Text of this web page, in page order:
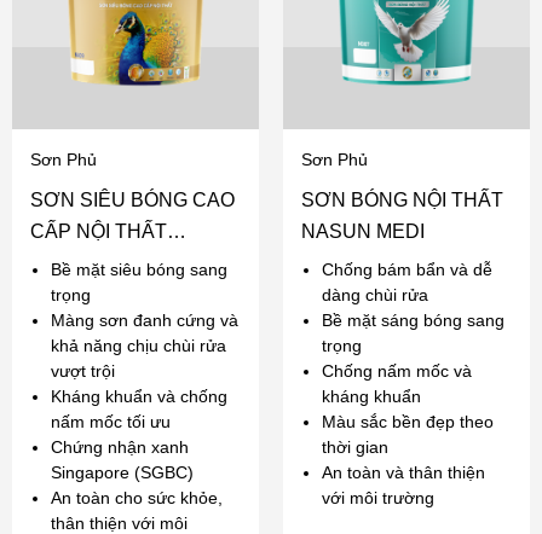
Sơn Phủ
SƠN SIÊU BÓNG CAO
CẤP NỘI THẤT
NASUN ANGEL
Bề mặt siêu bóng sang
trọng
Màng sơn đanh cứng và
khả năng chịu chùi rửa
vượt trội
Kháng khuẩn và chống
nấm mốc tối ưu
Chứng nhận xanh
Singapore (SGBC)
An toàn cho sức khỏe,
thân thiện với môi
Sơn Phủ
SƠN BÓNG NỘI THẤT
NASUN MEDI
Chống bám bẩn và dễ
dàng chùi rửa
Bề mặt sáng bóng sang
trọng
Chống nấm mốc và
kháng khuẩn
Màu sắc bền đẹp theo
thời gian
An toàn và thân thiện
với môi trường